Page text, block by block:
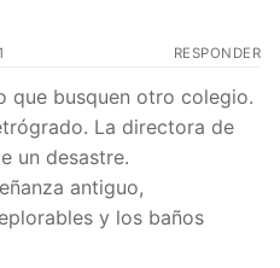
RESPONDER
que busquen otro colegio.
La directora de
un desastre.
antiguo,
y los baños